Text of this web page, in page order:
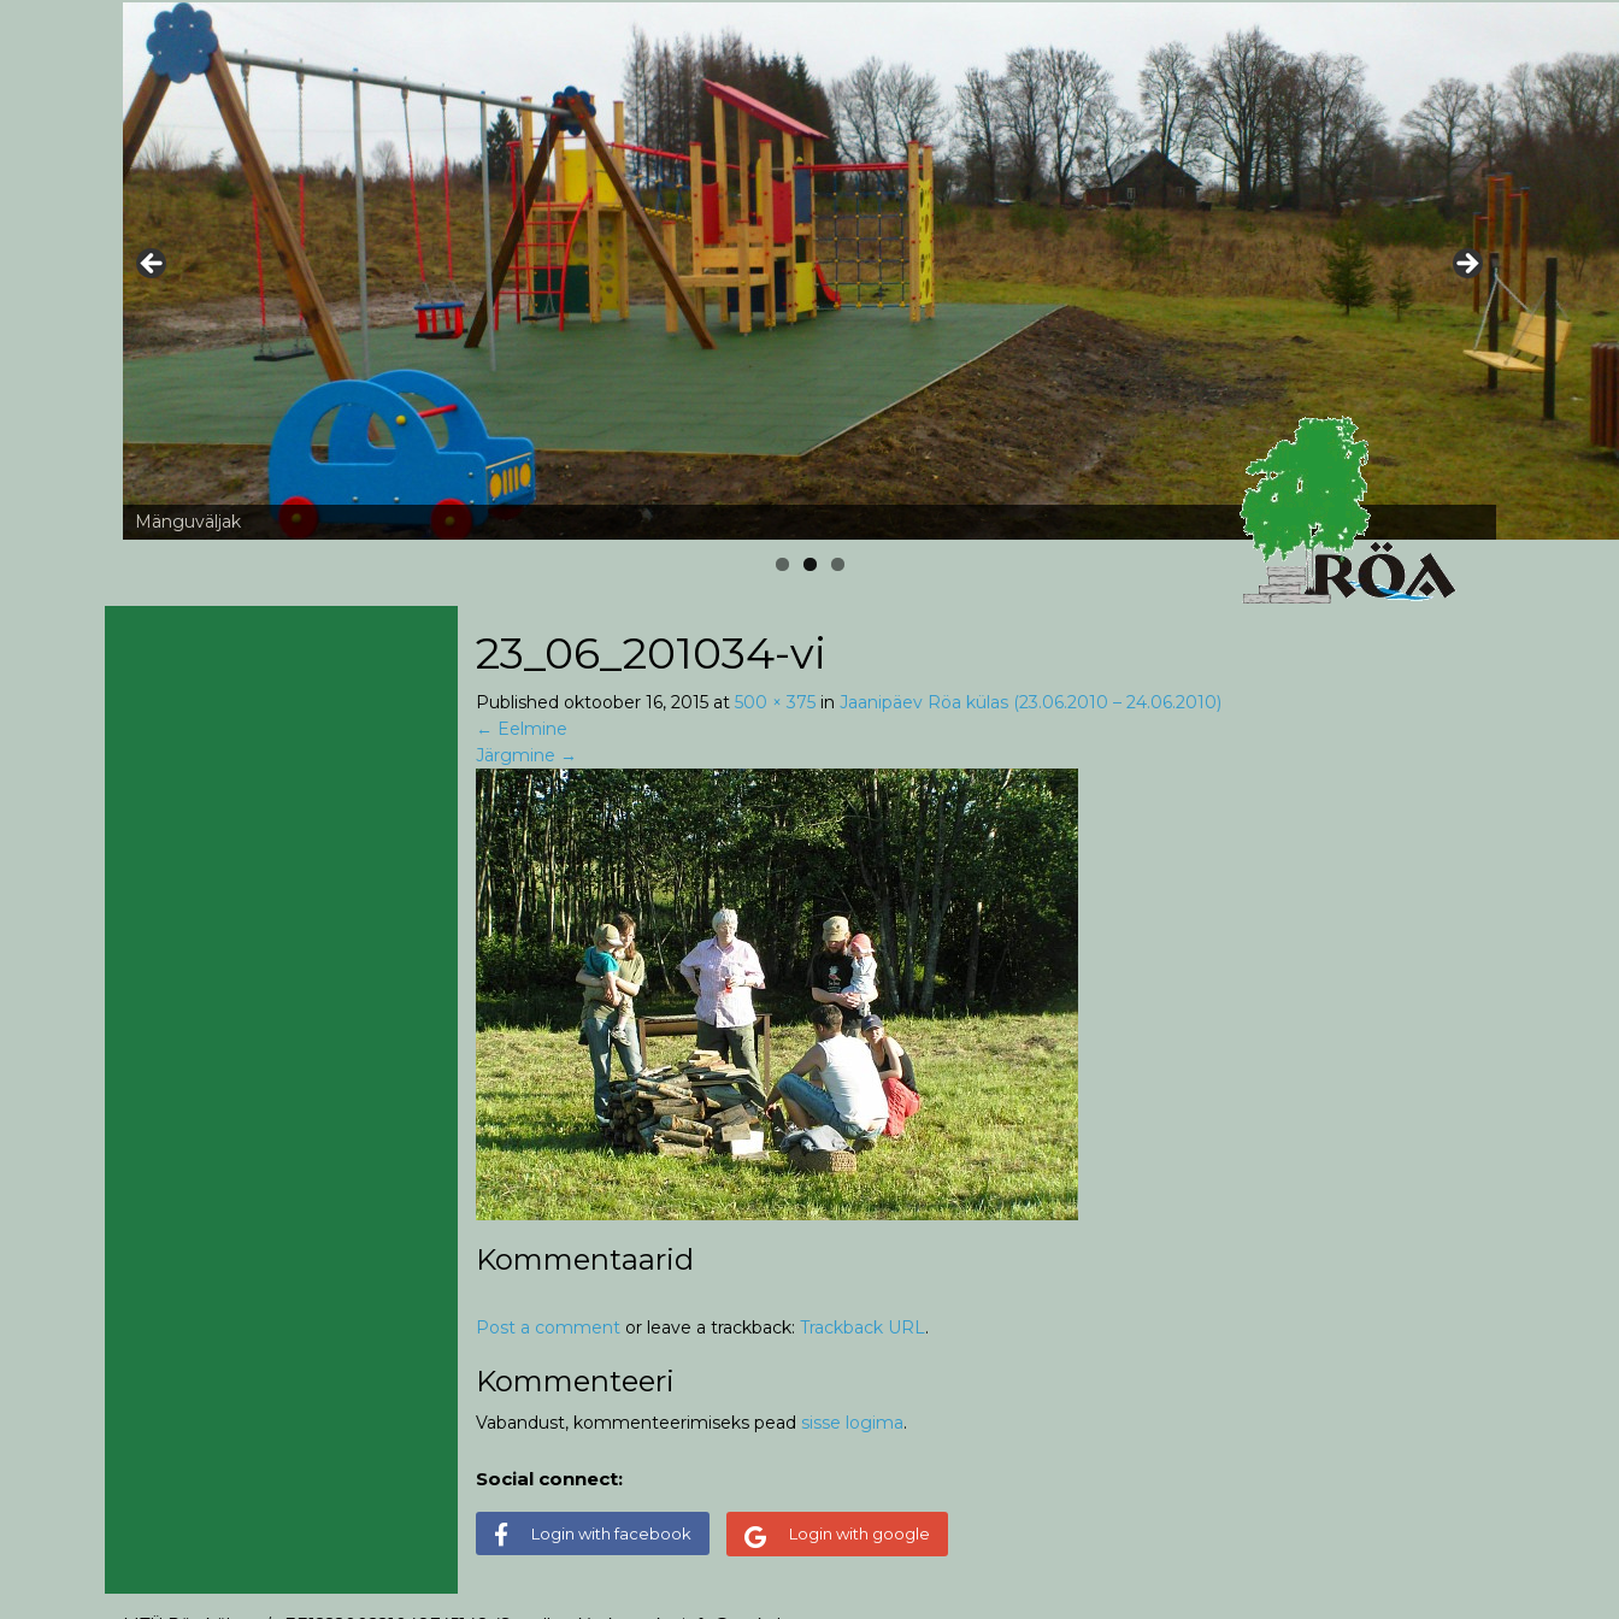
Mänguväljak
23_06_201034-vi
Published oktoober 16, 2015at 500 × 375in Jaanipäev Röa külas (23.06.2010 – 24.06.2010)
← Eelmine
Järgmine →
Kommentaarid
Post a commentor leave a trackback: Trackback URL.
Kommenteeri
Vabandust, kommenteerimiseks pead sisse logima.
Social connect:
Login with facebook Login with google